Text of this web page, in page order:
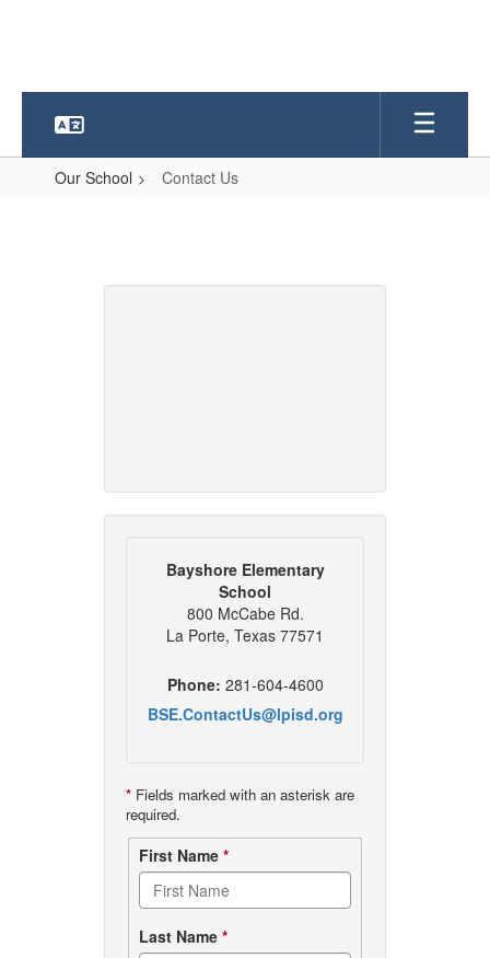
Our School Contact Us
Bayshore Elementary
School
800 McCabe Rd.
La Porte, Texas 77571
Phone: 281-604-4600
BSE.ContactUs@lpisd.org
* Fields marked with an asterisk are
required.
Contact
form
First Name *
Last Name *